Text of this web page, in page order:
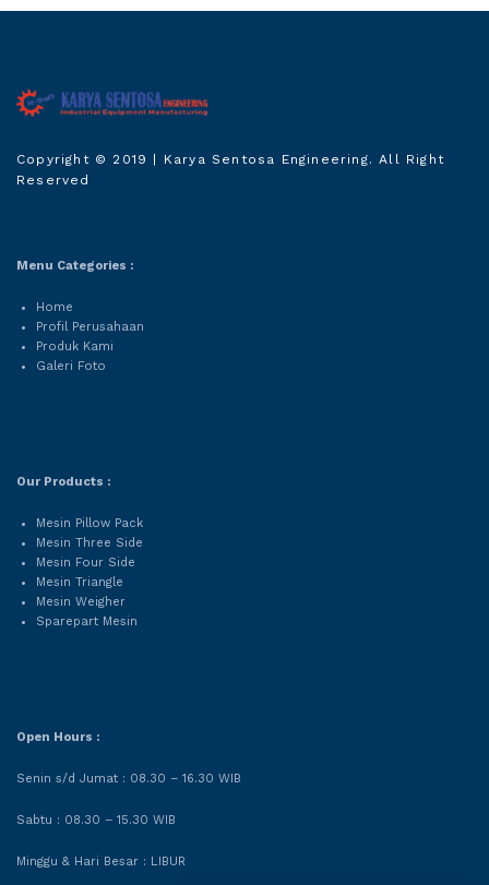
Engineering
Copyright © 2019
| Karya Sentosa Engineering. All Right
Reserved
Menu Categories :
Home
Profil Perusahaan
Produk Kami
Galeri Foto
Our Products :
Mesin Pillow Pack
Mesin Three Side
Mesin Four Side
Mesin Triangle
Mesin Weigher
Sparepart Mesin
Open Hours :
Senin s/d Jumat : 08.30 – 16.30 WIB
Sabtu : 08.30 – 15.30 WIB
Minggu & Hari Besar : LIBUR